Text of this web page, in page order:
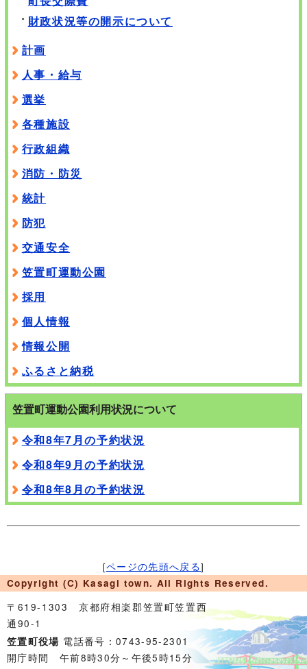
財政状況等の開示について
計画
人事・給与
選挙
各種施設
行政組織
消防・防災
統計
防犯
交通安全
笠置町運動公園
採用
個人情報
情報公開
ふるさと納税
笠置町運動公園利用状況について
令和8年7月の予約状況
令和8年9月の予約状況
令和8年8月の予約状況
[ページの先頭へ戻る]
Copyright (C) Kasagi town. All Rights Reserved.
〒619-1303 京都府相楽郡笠置町笠置西
通90-1
笠置町役場 電話番号：0743-95-2301
開庁時間 午前8時30分～午後5時15分